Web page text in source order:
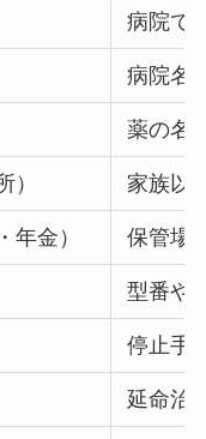
病院で
病院名
薬の名
） 家族以
年金） 保管場
型番や
停止手
延命治